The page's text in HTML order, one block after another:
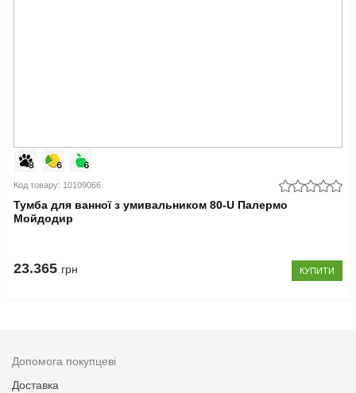
Код товару: 10109066
Тумба для ванної з умивальником 80-U Палермо
Мойдодир
23.365 грн КУПИТИ
Допомога покупцеві
Доставка